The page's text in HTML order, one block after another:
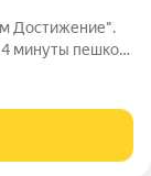
Достижение".
минуты пешком,
удобным. В
сады. Рядом